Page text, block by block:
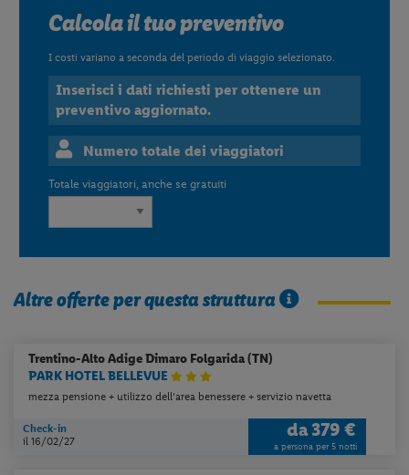
Calcola il tuo preventivo
I costi variano a seconda del periodo di viaggio selezionato.
Inserisci i dati richiesti per ottenere un
preventivo aggiornato.
Numero totale dei viaggiatori
Totale viaggiatori, anche se gratuiti
Altre offerte per questa struttura
Trentino-Alto AdigeDimaro Folgarida (TN)
PARK HOTEL BELLEVUE
mezza pensione + utilizzo dell’area benessere + servizio navetta
Check-in
il 16/02/27
da379 €
a persona per 5 notti